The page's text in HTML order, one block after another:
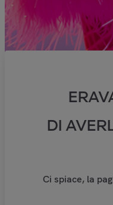
DI
Ci spiace, la